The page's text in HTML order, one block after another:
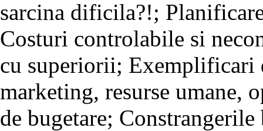
sarcina dificila?!;
Costuri controlabile si
cu superiorii; Exemplificari
marketing, resurse umane,
de bugetare;